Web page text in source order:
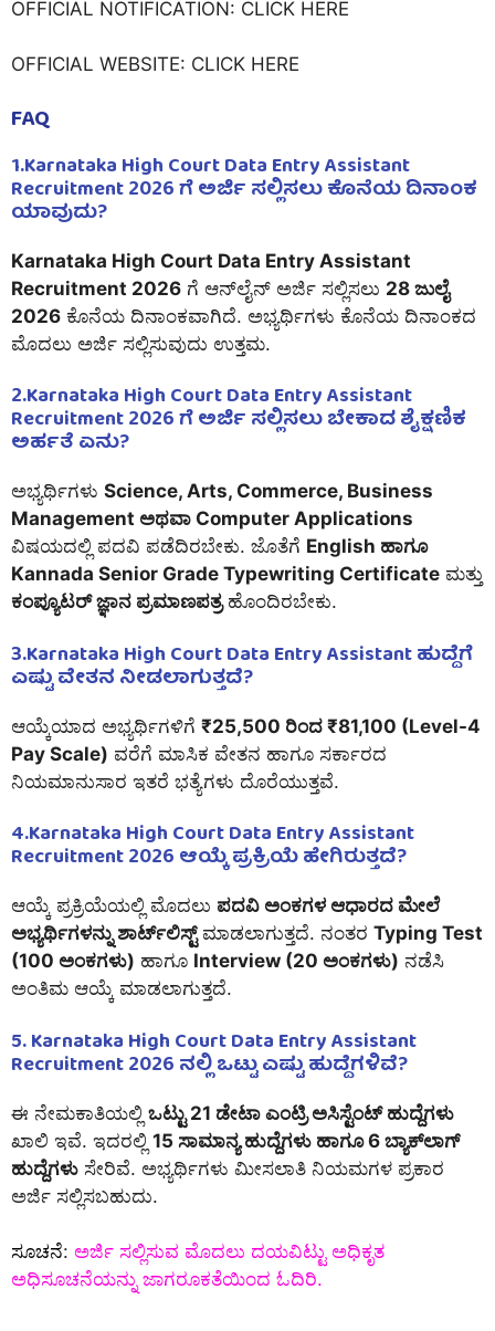
OFFICIAL NOTIFICATION: CLICK HERE
OFFICIAL WEBSITE: CLICK HERE
FAQ
1.Karnataka High Court Data Entry Assistant
Recruitment 2026 ಗೆ ಅರ್ಜಿ ಸಲ್ಲಿಸಲು ಕೊನೆಯ ದಿನಾಂಕ
ಯಾವುದು?
Karnataka High Court Data Entry Assistant
Recruitment 2026 ಗೆ ಆನ್‌ಲೈನ್ ಅರ್ಜಿ ಸಲ್ಲಿಸಲು 28 ಜುಲೈ
2026 ಕೊನೆಯ ದಿನಾಂಕವಾಗಿದೆ. ಅಭ್ಯರ್ಥಿಗಳು ಕೊನೆಯ ದಿನಾಂಕದ
ಮೊದಲು ಅರ್ಜಿ ಸಲ್ಲಿಸುವುದು ಉತ್ತಮ.
2.Karnataka High Court Data Entry Assistant
Recruitment 2026 ಗೆ ಅರ್ಜಿ ಸಲ್ಲಿಸಲು ಬೇಕಾದ ಶೈಕ್ಷಣಿಕ
ಅರ್ಹತೆ ಏನು?
ಅಭ್ಯರ್ಥಿಗಳು Science, Arts, Commerce, Business
Management ಅಥವಾ Computer Applications
ವಿಷಯದಲ್ಲಿ ಪದವಿ ಪಡೆದಿರಬೇಕು. ಜೊತೆಗೆ English ಹಾಗೂ
Kannada Senior Grade Typewriting Certificate ಮತ್ತು
ಕಂಪ್ಯೂಟರ್ ಜ್ಞಾನ ಪ್ರಮಾಣಪತ್ರಹೊಂದಿರಬೇಕು.
3.Karnataka High Court Data Entry Assistant ಹುದ್ದೆಗೆ
ಎಷ್ಟು ವೇತನ ನೀಡಲಾಗುತ್ತದೆ?
ಆಯ್ಕೆಯಾದ ಅಭ್ಯರ್ಥಿಗಳಿಗೆ ₹25,500 ರಿಂದ ₹81,100 (Level-4
Pay Scale) ವರೆಗೆ ಮಾಸಿಕ ವೇತನ ಹಾಗೂ ಸರ್ಕಾರದ
ನಿಯಮಾನುಸಾರ ಇತರೆ ಭತ್ಯೆಗಳು ದೊರೆಯುತ್ತವೆ.
4.Karnataka High Court Data Entry Assistant
Recruitment 2026 ಆಯ್ಕೆ ಪ್ರಕ್ರಿಯೆ ಹೇಗಿರುತ್ತದೆ?
ಆಯ್ಕೆ ಪ್ರಕ್ರಿಯೆಯಲ್ಲಿ ಮೊದಲು ಪದವಿ ಅಂಕಗಳ ಆಧಾರದ ಮೇಲೆ
ಅಭ್ಯರ್ಥಿಗಳನ್ನು ಶಾರ್ಟ್‌ಲಿಸ್ಟ್ಮಾಡಲಾಗುತ್ತದೆ. ನಂತರ Typing Test
(100 ಅಂಕಗಳು) ಹಾಗೂ Interview (20 ಅಂಕಗಳು) ನಡೆಸಿ
ಅಂತಿಮ ಆಯ್ಕೆ ಮಾಡಲಾಗುತ್ತದೆ.
5.Karnataka High Court Data Entry Assistant
Recruitment 2026 ನಲ್ಲಿ ಒಟ್ಟು ಎಷ್ಟು ಹುದ್ದೆಗಳಿವೆ?
ಈ ನೇಮಕಾತಿಯಲ್ಲಿ ಒಟ್ಟು 21 ಡೇಟಾ ಎಂಟ್ರಿ ಅಸಿಸ್ಟೆಂಟ್ ಹುದ್ದೆಗಳು
ಖಾಲಿ ಇವೆ. ಇದರಲ್ಲಿ 15 ಸಾಮಾನ್ಯ ಹುದ್ದೆಗಳು ಹಾಗೂ 6 ಬ್ಯಾಕ್‌ಲಾಗ್
ಹುದ್ದೆಗಳು ಸೇರಿವೆ. ಅಭ್ಯರ್ಥಿಗಳು ಮೀಸಲಾತಿ ನಿಯಮಗಳ ಪ್ರಕಾರ
ಅರ್ಜಿ ಸಲ್ಲಿಸಬಹುದು.
ಸೂಚನೆ: ಅರ್ಜಿ ಸಲ್ಲಿಸುವ ಮೊದಲು ದಯವಿಟ್ಟು ಅಧಿಕೃತ
ಅಧಿಸೂಚನೆಯನ್ನು ಜಾಗರೂಕತೆಯಿಂದ ಓದಿರಿ.